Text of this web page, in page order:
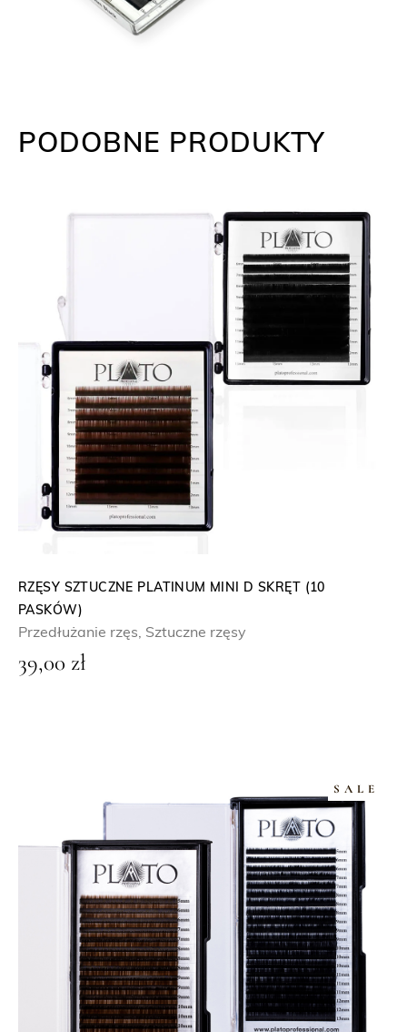
PODOBNE PRODUKTY
RZĘSY SZTUCZNE PLATINUM MINI D SKRĘT (10
PASKÓW)
Przedłużanie rzęs, Sztuczne rzęsy
39,00 zł
SALE